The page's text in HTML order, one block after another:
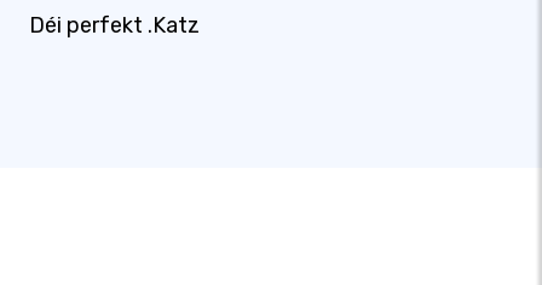
Déi perfekt .Katz